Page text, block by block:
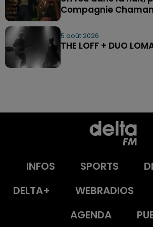
Compagnie
5 août 2026
THE LOFF + DUO
INFOS SPORTS
DELTA+
WEBRADIOS
AGENDA